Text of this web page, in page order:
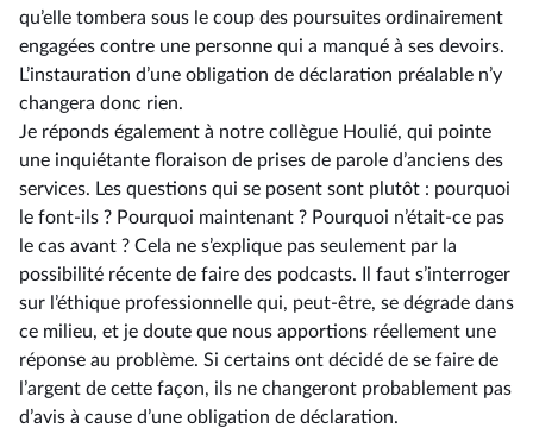
qu’elle tombera sous le coup des poursuites ordinairement
engagées contre une personne qui a manqué à ses devoirs.
L’instauration d’une obligation de déclaration préalable n’y
changera donc rien.
Je réponds également à notre collègue Houlié, qui pointe
une inquiétante floraison de prises de parole d’anciens des
services. Les questions qui se posent sont plutôt : pourquoi
le font-ils ? Pourquoi maintenant ? Pourquoi n’était-ce pas
le cas avant ? Cela ne s’explique pas seulement par la
possibilité récente de faire des podcasts. Il faut s’interroger
sur l’éthique professionnelle qui, peut-être, se dégrade dans
ce milieu, et je doute que nous apportions réellement une
réponse au problème. Si certains ont décidé de se faire de
l’argent de cette façon, ils ne changeront probablement pas
d’avis à cause d’une obligation de déclaration.